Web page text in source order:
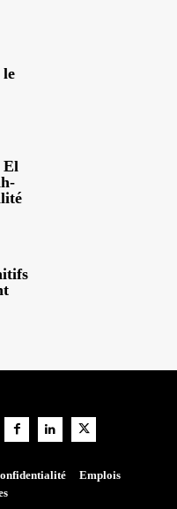
El
Emplois